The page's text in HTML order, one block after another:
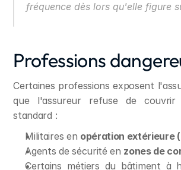
fréquence dès lors qu'elle figure
Professions
Certaines professions exposent
que l'assureur refuse de couvrir
standard :
Militaires en opération extérieure
Agents de sécurité en zones de
Certains métiers du bâtiment à